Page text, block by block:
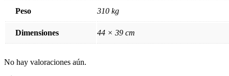
Peso
310 kg
Dimensiones 44 × 39 cm
No hay valoraciones aún.